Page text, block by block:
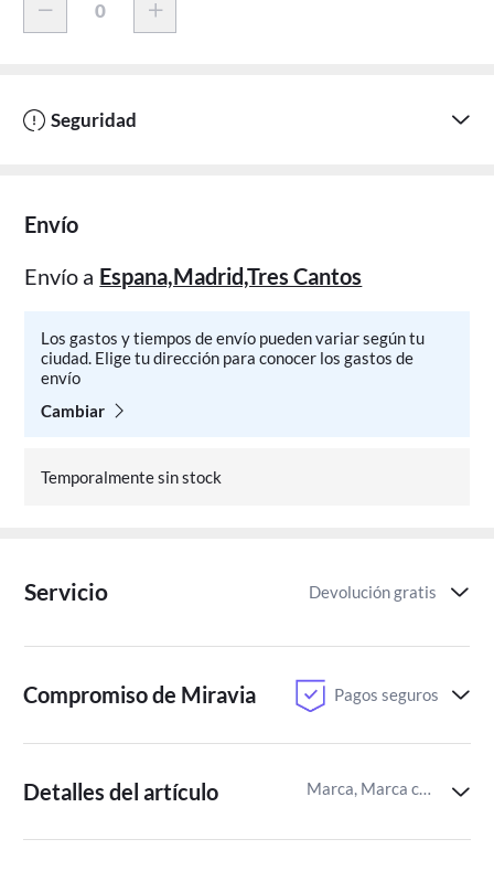
Seguridad
Envío
Envío a Espana,Madrid,Tres Cantos
Los gastos y tiempos de envío pueden variar según tu
ciudad. Elige tu dirección para conocer los gastos de
envío
Cambiar
Temporalmente sin stock
Servicio Devolución gratis
Compromiso de Miravia Pagos seguros
Detalles del artículo Marca, Marca compatible,Identificador del artículo de Miravia